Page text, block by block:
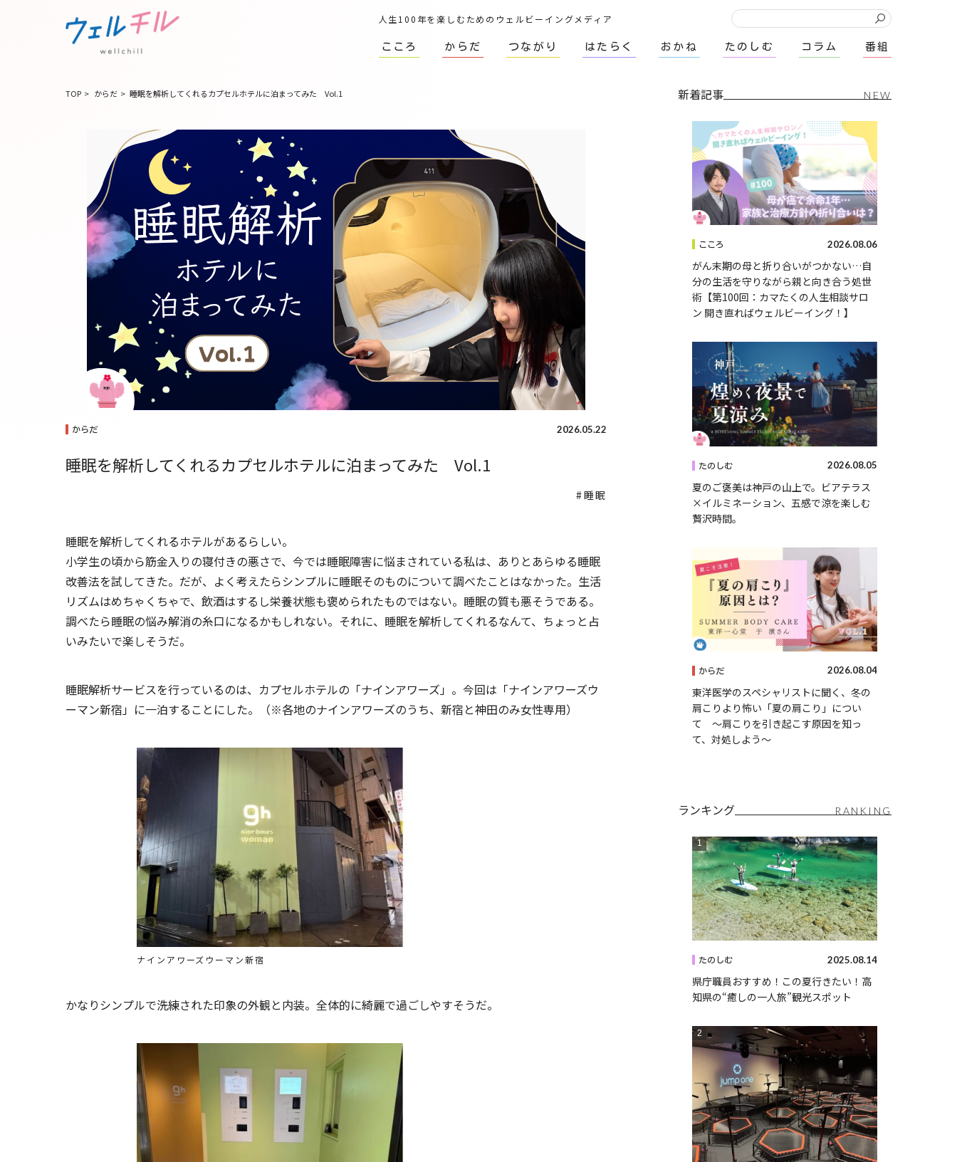
人生100年を楽しむためのウェルビーイングメディア
こころ からだ つながり はたらく おかね たのしむ コラム 番組
TOP > からだ > 睡眠を解析してくれるカプセルホテルに泊まってみた Vol.1
からだ 2026.05.22
睡眠を解析してくれるカプセルホテルに泊まってみた Vol.1
睡眠
睡眠を解析してくれるホテルがあるらしい。
小学生の頃から筋金入りの寝付きの悪さで、今では睡眠障害に悩まされている私は、ありとあらゆる睡眠
改善法を試してきた。だが、よく考えたらシンプルに睡眠そのものについて調べたことはなかった。生活
リズムはめちゃくちゃで、飲酒はするし栄養状態も褒められたものではない。睡眠の質も悪そうである。
調べたら睡眠の悩み解消の糸口になるかもしれない。それに、睡眠を解析してくれるなんて、ちょっと占
いみたいで楽しそうだ。
睡眠解析サービスを行っているのは、カプセルホテルの「ナインアワーズ」。今回は「ナインアワーズウ
ーマン新宿」に一泊することにした。（※各地のナインアワーズのうち、新宿と神田のみ女性専用）
ナインアワーズウーマン新宿
かなりシンプルで洗練された印象の外観と内装。全体的に綺麗で過ごしやすそうだ。
新着記事 NEW
こころ 2026.08.06
がん末期の母と折り合いがつかない…自
分の生活を守りながら親と向き合う処世
術【第100回：カマたくの人生相談サロ
ン 開き直ればウェルビーイング！】
たのしむ 2026.08.05
夏のご褒美は神戸の山上で。ビアテラス
×イルミネーション、五感で涼を楽しむ
贅沢時間。
からだ 2026.08.04
東洋医学のスペシャリストに聞く、冬の
肩こりより怖い「夏の肩こり」につい
て 〜肩こりを引き起こす原因を知っ
て、対処しよう〜
ランキング RANKING
たのしむ 2025.08.14
県庁職員おすすめ！この夏行きたい！高
知県の“癒しの一人旅”観光スポット